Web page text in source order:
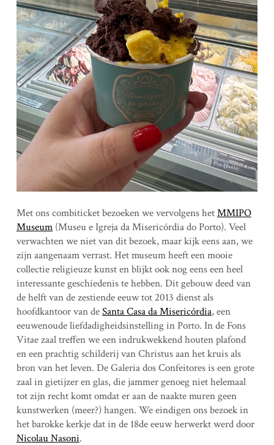
Met ons combiticket bezoeken we vervolgens hetMMIPO
Museum(Museu e Igreja da Misericórdia do Porto). Veel
verwachten we niet van dit bezoek, maar kijk eens aan, we
zijn aangenaam verrast. Het museum heeft een mooie
collectie religieuze kunst en blijkt ook nog eens een heel
interessante geschiedenis te hebben. Dit gebouw deed van
de helft van de zestiende eeuw tot 2013 dienst als
hoofdkantoor van deSanta Casa da Misericórdia, een
eeuwenoude liefdadigheidsinstelling in Porto. In de Fons
Vitae zaal treffen we een indrukwekkend houten plafond
en een prachtig schilderij van Christus aan het kruis als
bron van het leven. De Galeria dos Confeitores is een grote
zaal in gietijzer en glas, die jammer genoeg niet helemaal
tot zijn recht komt omdat er aan de naakte muren geen
kunstwerken (meer?) hangen. We eindigen ons bezoek in
het barokke kerkje dat in de 18de eeuw herwerkt werd door
Nicolau Nasoni.